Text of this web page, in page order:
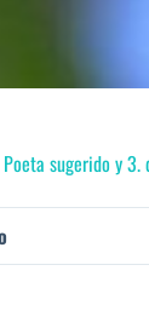
sugerido y